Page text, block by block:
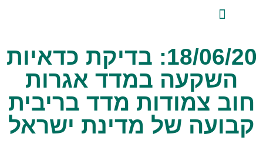
18/06/20: בדיקת כדאיות
השקעה במדד אגרות
חוב צמודות מדד בריבית
קבועה של מדינת ישראל